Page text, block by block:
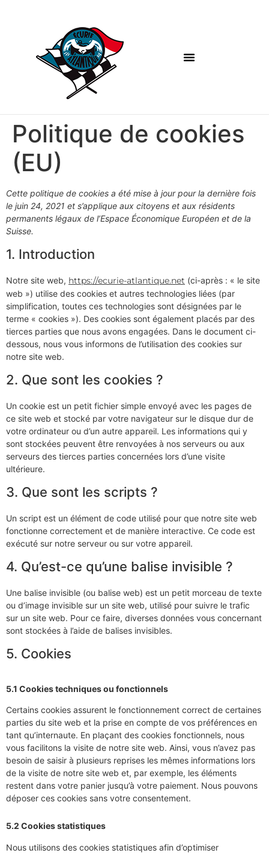
Politique de cookies
(EU)
Cette politique de cookies a été mise à jour pour la dernière fois
le juin 24, 2021 et s’applique aux citoyens et aux résidents
permanents légaux de l’Espace Économique Européen et de la
Suisse.
1. Introduction
Notre site web, https://ecurie-atlantique.net (ci-après : « le site
web ») utilise des cookies et autres technologies liées (par
simplification, toutes ces technologies sont désignées par le
terme « cookies »). Des cookies sont également placés par des
tierces parties que nous avons engagées. Dans le document ci-
dessous, nous vous informons de l’utilisation des cookies sur
notre site web.
2. Que sont les cookies ?
Un cookie est un petit fichier simple envoyé avec les pages de
ce site web et stocké par votre navigateur sur le disque dur de
votre ordinateur ou d’un autre appareil. Les informations qui y
sont stockées peuvent être renvoyées à nos serveurs ou aux
serveurs des tierces parties concernées lors d’une visite
ultérieure.
3. Que sont les scripts ?
Un script est un élément de code utilisé pour que notre site web
fonctionne correctement et de manière interactive. Ce code est
exécuté sur notre serveur ou sur votre appareil.
4. Qu’est-ce qu’une balise invisible ?
Une balise invisible (ou balise web) est un petit morceau de texte
ou d’image invisible sur un site web, utilisé pour suivre le trafic
sur un site web. Pour ce faire, diverses données vous concernant
sont stockées à l’aide de balises invisibles.
5. Cookies
5.1 Cookies techniques ou fonctionnels
Certains cookies assurent le fonctionnement correct de certaines
parties du site web et la prise en compte de vos préférences en
tant qu’internaute. En plaçant des cookies fonctionnels, nous
vous facilitons la visite de notre site web. Ainsi, vous n’avez pas
besoin de saisir à plusieurs reprises les mêmes informations lors
de la visite de notre site web et, par exemple, les éléments
restent dans votre panier jusqu’à votre paiement. Nous pouvons
déposer ces cookies sans votre consentement.
5.2 Cookies statistiques
Nous utilisons des cookies statistiques afin d’optimiser